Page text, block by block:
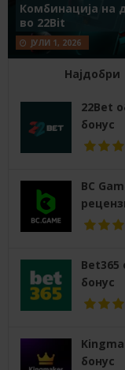
Комбинација на
во 22Bit
ЈУЛИ 1, 2026
Најдобри
22Bet
бонус
BC
Bet365
бонус
бонус